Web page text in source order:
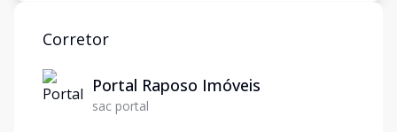
Corretor
Portal Raposo Imóveis
sac portal